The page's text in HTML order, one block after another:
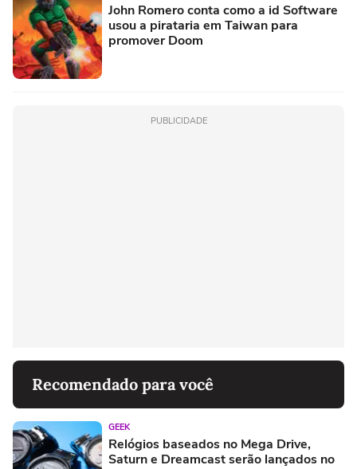
John Romero conta como a id Software
usou a pirataria em Taiwan para
promover Doom
PUBLICIDADE
Recomendado para você
GEEK
Relógios baseados no Mega Drive,
Saturn e Dreamcast serão lançados no